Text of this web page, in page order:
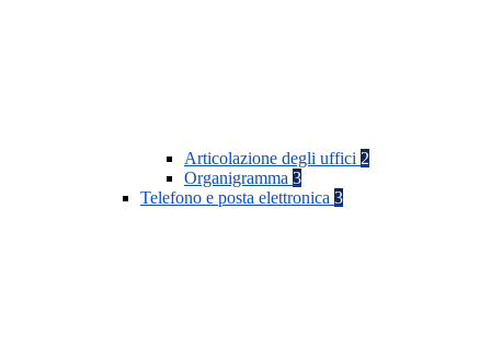
Articolazione degli uffici 2
Organigramma 3
Telefono e posta elettronica 3